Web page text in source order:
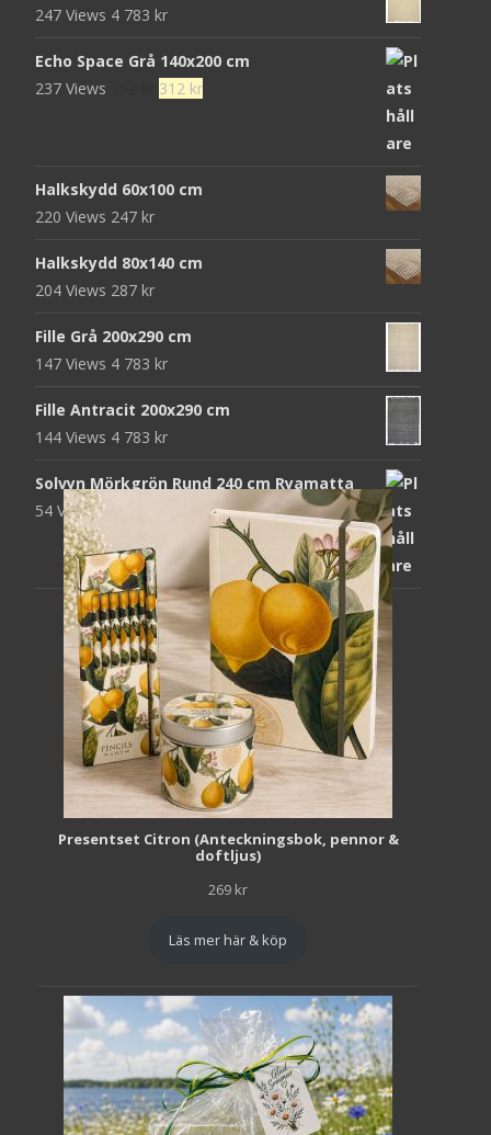
247 Views 4 783 kr
Echo Space Grå 140x200 cm
237 Views
Det
952 kr.
312 krDet
Halkskydd 60x100 cm
220 Views 247 kr
Halkskydd 80x140 cm
204 Views 287 kr
Fille Grå 200x290 cm
147 Views 4 783 kr
Fille Antracit 200x290 cm
144 Views 4 783 kr
Solvyn Mörkgrön Rund 240 cm Ryamatta
54 Views1 871
Presentset Citron (Anteckningsbok, pennor &
doftljus)
269 kr
Läs mer här & köp